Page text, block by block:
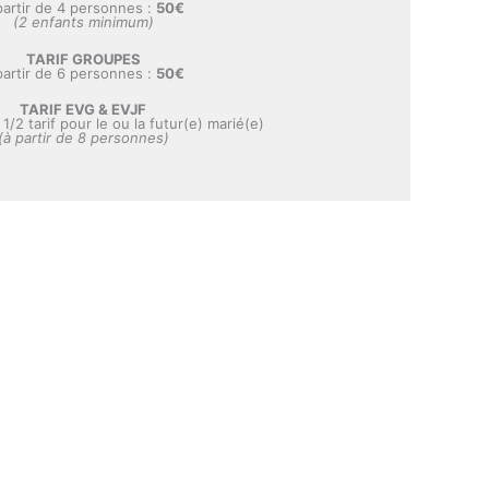
de 4 personnes : 50€
(2 enfants minimum)
TARIF GROUPES
de 6 personnes : 50€
TARIF EVG & EVJF
2 tarif pour le ou la futur(e) marié(e)
(à partir de 8 personnes)